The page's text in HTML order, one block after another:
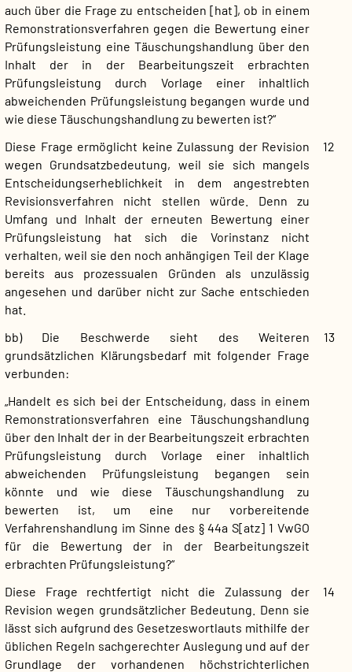
auch über die Frage zu entscheiden [hat], ob in einem
Remonstrationsverfahren gegen die Bewertung einer
Prüfungsleistung eine Täuschungshandlung über den
Inhalt der in der Bearbeitungszeit erbrachten
Prüfungsleistung durch Vorlage einer inhaltlich
abweichenden Prüfungsleistung begangen wurde und
wie diese Täuschungshandlung zu bewerten ist?“
12
Diese Frage ermöglicht keine Zulassung der Revision
wegen Grundsatzbedeutung, weil sie sich mangels
Entscheidungserheblichkeit in dem angestrebten
Revisionsverfahren nicht stellen würde. Denn zu
Umfang und Inhalt der erneuten Bewertung einer
Prüfungsleistung hat sich die Vorinstanz nicht
verhalten, weil sie den noch anhängigen Teil der Klage
bereits aus prozessualen Gründen als unzulässig
angesehen und darüber nicht zur Sache entschieden
hat.
13
bb) Die Beschwerde sieht des Weiteren
grundsätzlichen Klärungsbedarf mit folgender Frage
verbunden:
„Handelt es sich bei der Entscheidung, dass in einem
Remonstrationsverfahren eine Täuschungshandlung
über den Inhalt der in der Bearbeitungszeit erbrachten
Prüfungsleistung durch Vorlage einer inhaltlich
abweichenden Prüfungsleistung begangen sein
könnte und wie diese Täuschungshandlung zu
bewerten ist, um eine nur vorbereitende
Verfahrenshandlung im Sinne des § 44a S[atz] 1 VwGO
für die Bewertung der in der Bearbeitungszeit
erbrachten Prüfungsleistung?“
14
Diese Frage rechtfertigt nicht die Zulassung der
Revision wegen grundsätzlicher Bedeutung. Denn sie
lässt sich aufgrund des Gesetzeswortlauts mithilfe der
üblichen Regeln sachgerechter Auslegung und auf der
Grundlage der vorhandenen höchstrichterlichen